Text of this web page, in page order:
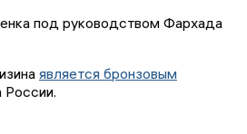
под руководством Фархада
является бронзовым
России.